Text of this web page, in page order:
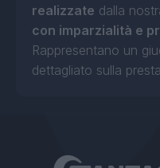
realizzate dalla
con imparzialità e
Rappresentano un
dettagliato sulla